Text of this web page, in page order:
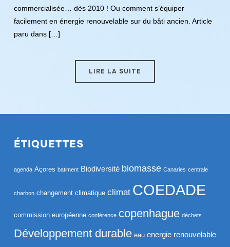
commercialisée… dès 2010 ! Ou comment s’équiper
facilement en énergie renouvelable sur du bâti ancien. Article
paru dans […]
LIRE LA SUITE
ÉTIQUETTES
agenda Açores batiment Biodiversité biomasse Canaries centrale
charbon changement climatique climat COEDADE
commission européenne conférence copenhague déchets
Développement durable eau energie renouvelable